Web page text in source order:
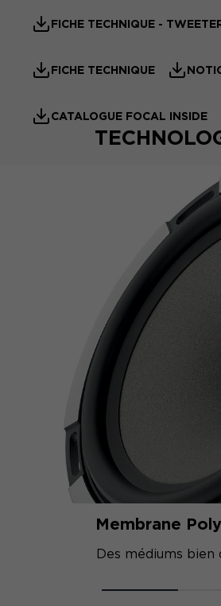
FICHE TECHNIQUE -
FICHE TECHNIQUE
CATALOGUE FOCAL INSIDE
Membrane
Des médiums bien